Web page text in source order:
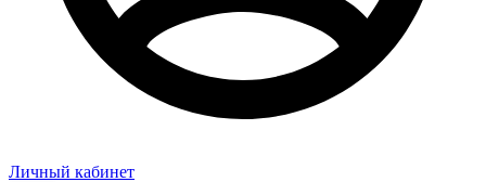
Личный кабинет